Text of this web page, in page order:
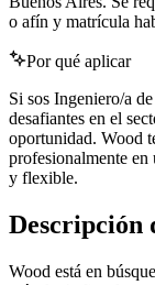
o afín y matrícula
Por qué aplicar
Si sos Ingeniero/a
desafiantes en el
oportunidad. Wood
profesionalmente
y flexible.
Descripción
Wood está en